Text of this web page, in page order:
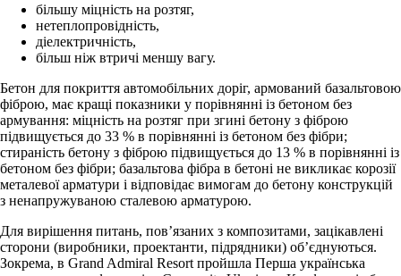
більшу міцність на розтяг,
нетеплопровідність,
діелектричність,
більш ніж втричі меншу вагу.
Бетон для покриття автомобільних доріг, армований базальтовою
фіброю, має кращі показники у порівнянні із бетоном без
армування: міцність на розтяг при згині бетону з фіброю
підвищується до 33 % в порівнянні із бетоном без фібри;
стираність бетону з фіброю підвищується до 13 % в порівнянні із
бетоном без фібри; базальтова фібра в бетоні не викликає корозії
металевої арматури і відповідає вимогам до бетону конструкцій
з ненапружуваною сталевою арматурою.
Для вирішення питань, пов’язаних з композитами, зацікавлені
сторони (виробники, проектанти, підрядники) об’єднуються.
Зокрема, в Grand Admiral Resort пройшла Перша українська